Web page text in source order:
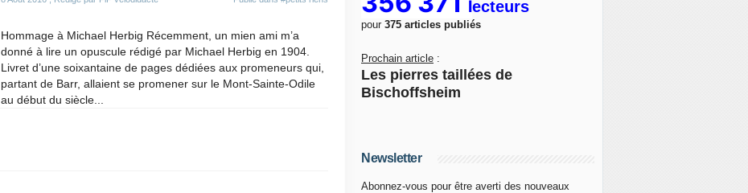
Hommage à Michael Herbig Récemment, un mien ami m’a
donné à lire un opuscule rédigé par Michael Herbig en 1904.
Livret d’une soixantaine de pages dédiées aux promeneurs qui,
partant de Barr, allaient se promener sur le Mont-Sainte-Odile
au début du siècle...
lecteurs
pour 375 articles publiés
Prochain article :
Les pierres taillées de
Bischoffsheim
Newsletter
Abonnez-vous pour être averti des nouveaux